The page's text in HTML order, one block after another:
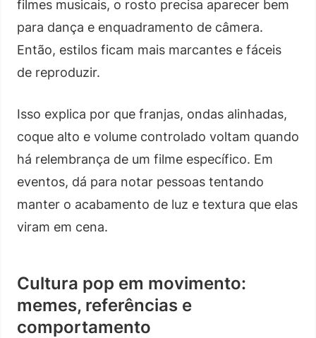
filmes musicais, o rosto precisa aparecer bem
para dança e enquadramento de câmera.
Então, estilos ficam mais marcantes e fáceis
de reproduzir.
Isso explica por que franjas, ondas alinhadas,
coque alto e volume controlado voltam quando
há relembrança de um filme específico. Em
eventos, dá para notar pessoas tentando
manter o acabamento de luz e textura que elas
viram em cena.
Cultura pop em movimento:
memes, referências e
comportamento